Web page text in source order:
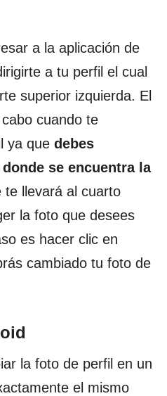
a la aplicación de
a tu perfil el cual
superior izquierda. El
cuando te
ya que debes
se encuentra la
te llevará al cuarto
la foto que desees
es hacer clic en
cambiado tu foto de
la foto de perfil en un
el mismo